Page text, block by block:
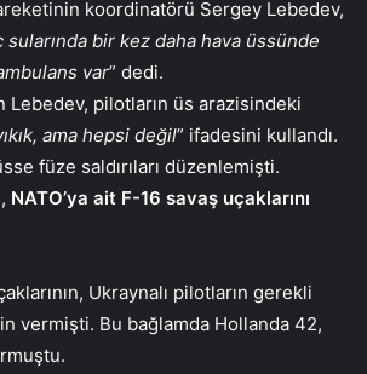
koordinatörü Sergey Lebedev,
bir kez daha hava üssünde
var” dedi.
pilotların üs arazisindeki
ama hepsi değil” ifadesini kullandı.
füze saldırıları düzenlemişti.
NATO’ya ait F-16 savaş uçaklarını
Ukraynalı pilotların gerekli
vermişti. Bu bağlamda Hollanda 42,